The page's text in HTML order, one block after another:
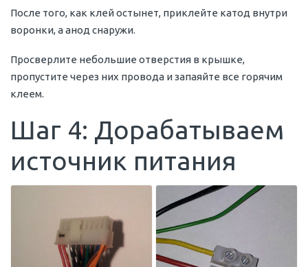
После того, как клей остынет, приклейте катод внутри
воронки, а анод снаружи.
Просверлите небольшие отверстия в крышке,
пропустите через них провода и запаяйте все горячим
клеем.
Шаг 4: Дорабатываем
источник питания